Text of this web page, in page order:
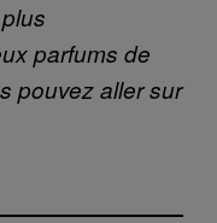
parfums de
pouvez aller sur